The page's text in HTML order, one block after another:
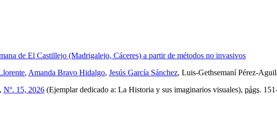
de El Castillejo (Madrigalejo, Cáceres) a partir de métodos no invasivos
, Amanda Bravo Hidalgo, Jesús García Sánchez, Luis-Gethsemaní Pérez-
Nº. 15, 2026 (Ejemplar dedicado a: La Historia y sus imaginarios visuales), págs.